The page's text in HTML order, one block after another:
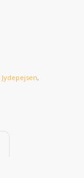
Jydepejsen,